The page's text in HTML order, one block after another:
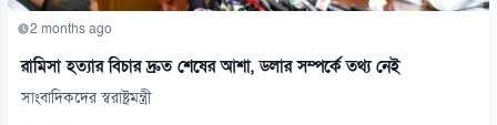
2 months ago
রামিসা হত্যার বিচার দ্রুত শেষের আশা, ডলার সম্পর্কে তথ্য নেই
সাংবাদিকদের স্বরাষ্ট্রমন্ত্রী